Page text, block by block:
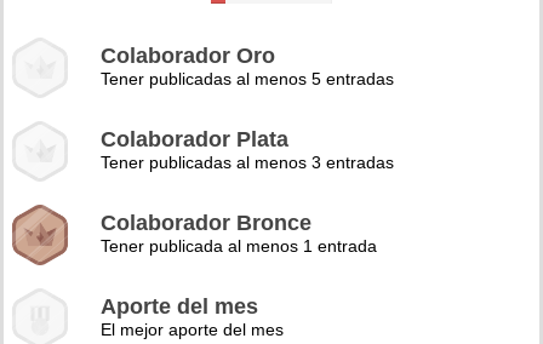
Colaborador Oro
Tener publicadas al menos 5 entradas
Colaborador Plata
Tener publicadas al menos 3 entradas
Colaborador Bronce
Tener publicada al menos 1 entrada
Aporte del mes
El mejor aporte del mes